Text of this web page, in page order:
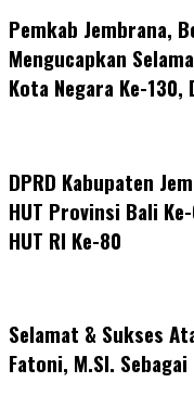
Pemkab Jembrana,
Mengucapkan
Kota Negara Ke-130,
DPRD Kabupaten
HUT Provinsi Bali
HUT RI Ke-80
Selamat & Sukses
Fatoni, M.SI.